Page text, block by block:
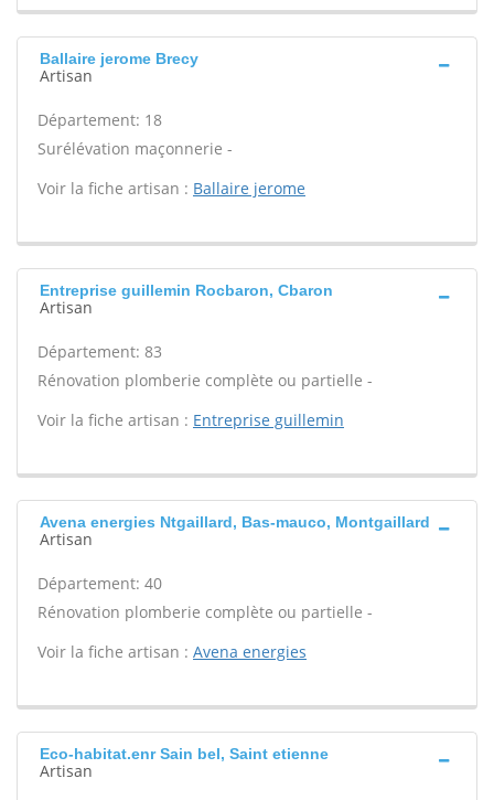
Ballaire jerome Brecy
Artisan
Département: 18
Surélévation maçonnerie -
Voir la fiche artisan : Ballaire jerome
Entreprise guillemin Rocbaron, Cbaron
Artisan
Département: 83
Rénovation plomberie complète ou partielle -
Voir la fiche artisan : Entreprise guillemin
Avena energies Ntgaillard, Bas-mauco, Montgaillard
Artisan
Département: 40
Rénovation plomberie complète ou partielle -
Voir la fiche artisan : Avena energies
Eco-habitat.enr Sain bel, Saint etienne
Artisan